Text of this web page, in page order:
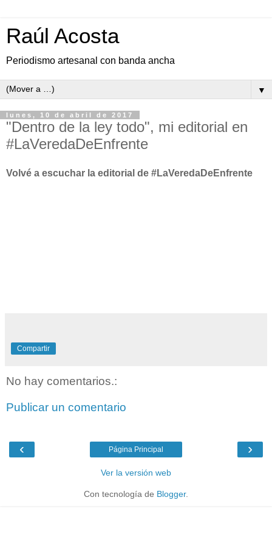
Raúl Acosta
Periodismo artesanal con banda ancha
▼
lunes, 10 de abril de 2017
"Dentro de la ley todo", mi editorial en
#LaVeredaDeEnfrente
Volvé a escuchar la editorial de #LaVeredaDeEnfrente
Compartir
No hay comentarios.:
Publicar un comentario
‹ ›
Página Principal
Ver la versión web
Con tecnología de Blogger.